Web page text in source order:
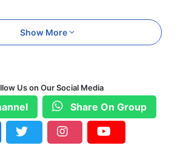
थे, हादसे का शिकार हुए
प्रतियोगिता में हिस्सा लिया
होने के बाद परिवार हिमाचल प्रदेश
सैर पर निकला था।
Show More
Us on Our Social Media
Share On Group